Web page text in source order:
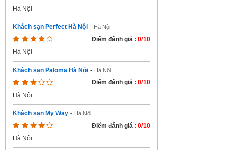
Hà Nội
Khách sạn Perfect Hà Nội - Hà Nội
Điểm đánh giá : 0/10
Hà Nội
Khách sạn Paloma Hà Nội - Hà Nội
Điểm đánh giá : 0/10
Hà Nội
Khách sạn My Way - Hà Nội
Điểm đánh giá : 0/10
Hà Nội